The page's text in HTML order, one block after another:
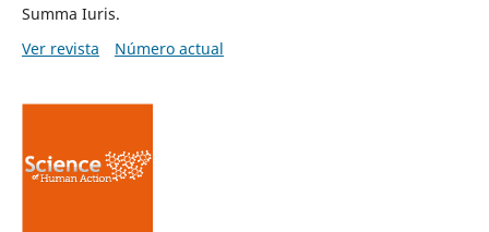
Summa Iuris.
Ver revista
Número actual